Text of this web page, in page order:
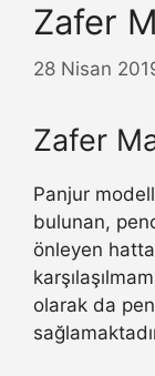
Zafer
28 Nisan
Zafer
Panjur
bulunan,
önleyen hatta
olarak da